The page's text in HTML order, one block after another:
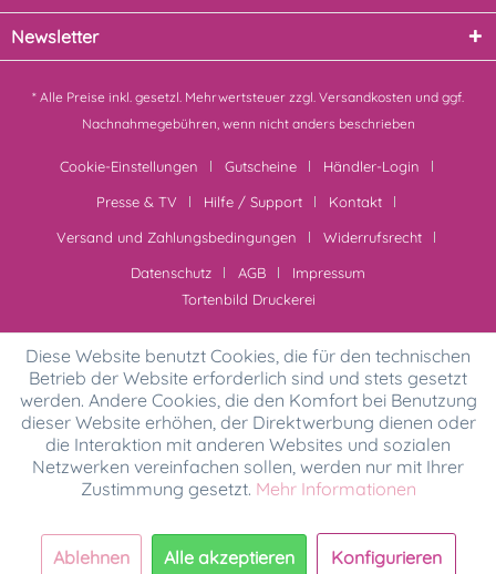
Newsletter
* Alle Preise inkl. gesetzl. Mehrwertsteuer zzgl. Versandkosten und ggf.
Nachnahmegebühren, wenn nicht anders beschrieben
Cookie-Einstellungen Gutscheine
Händler-Login
Presse & TV
Hilfe / Support
Kontakt
Versand und Zahlungsbedingungen
Widerrufsrecht
Datenschutz
AGB
Impressum
Tortenbild Druckerei
Diese Website benutzt Cookies, die für den technischen
Betrieb der Website erforderlich sind und stets gesetzt
werden. Andere Cookies, die den Komfort bei Benutzung
dieser Website erhöhen, der Direktwerbung dienen oder
die Interaktion mit anderen Websites und sozialen
Netzwerken vereinfachen sollen, werden nur mit Ihrer
Zustimmung gesetzt. Mehr Informationen
Ablehnen Alle akzeptieren Konfigurieren